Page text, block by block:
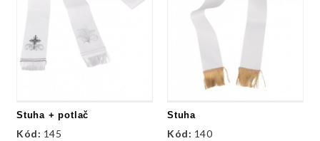
Stuha + potlač
Kód: 145
Stuha
Kód: 140